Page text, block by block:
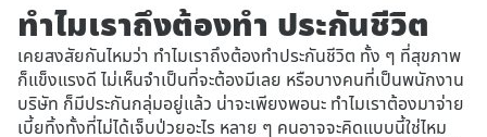
ทำไมเราถึงต้องทำ ประกันชีวิต
เคยสงสัยกันไหมว่า ทำไมเราถึงต้องทำประกันชีวิต ทั้ง ๆ ที่สุขภาพ
ก็แข็งแรงดี ไม่เห็นจำเป็นที่จะต้องมีเลย หรือบางคนที่เป็นพนักงาน
บริษัท ก็มีประกันกลุ่มอยู่แล้ว น่าจะเพียงพอนะ ทำไมเราต้องมาจ่าย
เบี้ยทิ้งทั้งที่ไม่ได้เจ็บป่วยอะไร หลาย ๆ คนอาจจะคิดแบบนี้ใช่ไหม